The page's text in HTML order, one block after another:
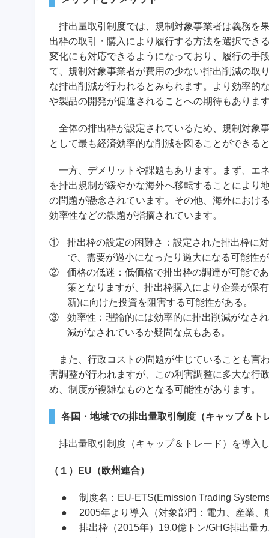
排出量取引制度では、規制対象事業者は義務を
出枠の取引・購入により履行する方法を選択でき
変化にも対応できるようになっており、履行の手
て、規制対象事業者が費用の少ない排出削減の取
な排出削減が行われるとみられます。より効率的
や製品の開発が促進されることへの期待もありま
全体の排出枠が設定されているため、規制対象
として最も経済効率的な削減を図ることができる
一方、デメリットや課題もあります。まず、エ
を排出規制が緩やかな海外へ移転することにより
の問題が懸念されています。その他、海外にお
効率性などの課題が指摘されています。
①
排出枠の設定の困難さ：設定された排出枠に
で、需要が過小になったり過大になる可能性
②
価格の低迷：低価格で排出枠の調達が可能で
策となりますが、排出枠購入により企業が保
新)に向けた投資を阻害する可能性がある。
③
効率性：理論的には効率的に排出削減がなさ
減がなされているか疑問な点もある。
また、行政コストの問題が生じていることも言
害調整が行われますが、この利害調整に多大な行
め、制度が複雑なものとなる可能性があります。
各国・地域での排出量取引制度（キャップ＆ト
排出量取引制度（キャップ＆トレード）を導入
（１）EU（欧州連合）
●
制度名：EU-ETS(Emission Trading
●
2005年より導入（対象部門：電力、産業
●
排出枠（2015年）19.0億トン/GHG排出量